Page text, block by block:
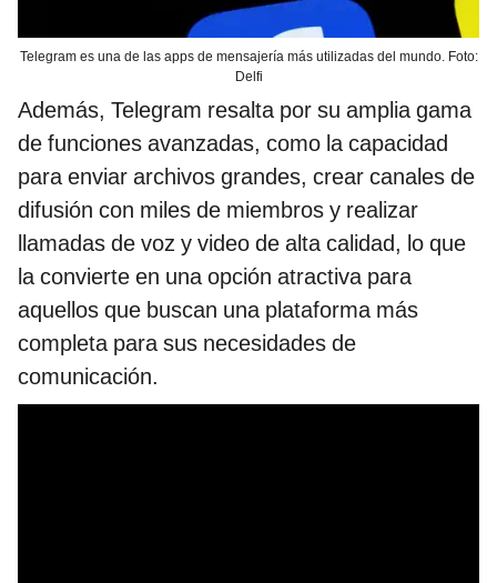
Telegram es una de las apps de mensajería más utilizadas del mundo. Foto:
Delfi
Además, Telegram resalta por su amplia gama
de funciones avanzadas, como la capacidad
para enviar archivos grandes, crear canales de
difusión con miles de miembros y realizar
llamadas de voz y video de alta calidad, lo que
la convierte en una opción atractiva para
aquellos que buscan una plataforma más
completa para sus necesidades de
comunicación.